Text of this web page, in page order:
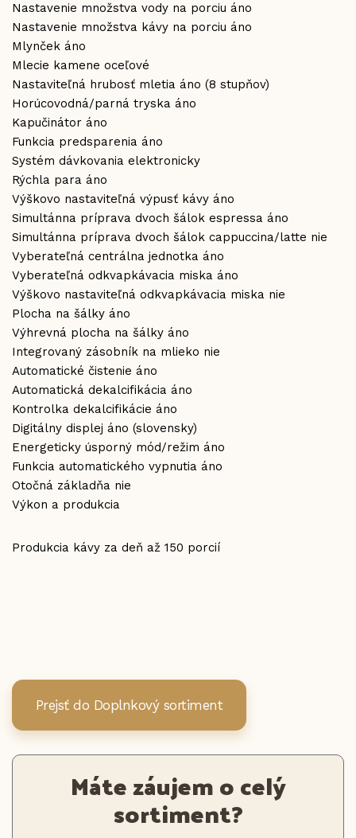
Nastavenie množstva vody na porciu áno
Nastavenie množstva kávy na porciu áno
Mlynček áno
Mlecie kamene oceľové
Nastaviteľná hrubosť mletia áno (8 stupňov)
Horúcovodná/parná tryska áno
Kapučinátor áno
Funkcia predsparenia áno
Systém dávkovania elektronicky
Rýchla para áno
Výškovo nastaviteľná výpusť kávy áno
Simultánna príprava dvoch šálok espressa áno
Simultánna príprava dvoch šálok cappuccina/latte nie
Vyberateľná centrálna jednotka áno
Vyberateľná odkvapkávacia miska áno
Výškovo nastaviteľná odkvapkávacia miska nie
Plocha na šálky áno
Výhrevná plocha na šálky áno
Integrovaný zásobník na mlieko nie
Automatické čistenie áno
Automatická dekalcifikácia áno
Kontrolka dekalcifikácie áno
Digitálny displej áno (slovensky)
Energeticky úsporný mód/režim áno
Funkcia automatického vypnutia áno
Otočná základňa nie
Výkon a produkcia
Produkcia kávy za deň až 150 porcií
Prejsť do Doplnkový sortiment
Máte záujem o celý
sortiment?